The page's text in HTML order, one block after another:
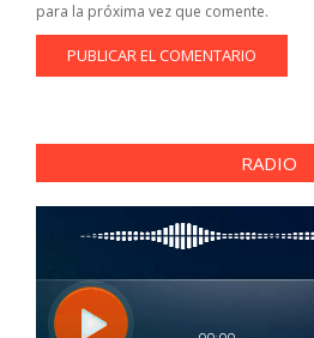
para la próxima vez que comente.
RADIO